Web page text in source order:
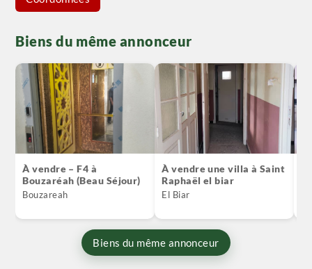
Biens du même annonceur
À vendre – F4 à
Bouzaréah (Beau Séjour)
Bouzareah
À vendre une villa à Saint
Raphaël el biar
El Biar
Biens du même annonceur